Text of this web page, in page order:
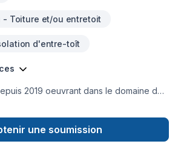
Toiture et/ou entretoit
d'entre-toît
2019 oeuvrant dans le domaine de
monocoucheMembrane élastomere en
système bicouchePour toiture en
système métallique ou bardeaux
une soumission